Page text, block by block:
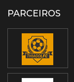
PARCEIROS